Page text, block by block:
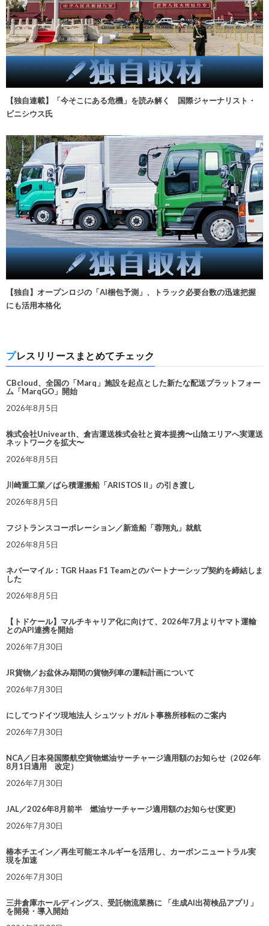
【独自連載】「今そこにある危機」を読み解く 国際ジャーナリスト・
ビニシウス氏
【独自】オープンロジの「AI梱包予測」、トラック必要台数の迅速把握
にも活用本格化
プレスリリースまとめてチェック
CBcloud、全国の「Marq」施設を起点とした新たな配送プラットフォー
ム「MarqGO」開始
2026年8月5日
株式会社Univearth、倉吉運送株式会社と資本提携〜山陰エリアへ実運送
ネットワークを拡大〜
2026年8月5日
川崎重工業／ばら積運搬船「ARISTOS II」の引き渡し
2026年8月5日
フジトランスコーポレーション／新造船「蓉翔丸」就航
2026年8月5日
ネバーマイル：TGR Haas F1 Teamとのパートナーシップ契約を締結しま
した
2026年8月5日
【トドケール】マルチキャリア化に向けて、2026年7月よりヤマト運輸
とのAPI連携を開始
2026年7月30日
JR貨物／お盆休み期間の貨物列車の運転計画について
2026年7月30日
にしてつドイツ現地法人 シュツットガルト事務所移転のご案内
2026年7月30日
NCA／日本発国際航空貨物燃油サーチャージ適用額のお知らせ（2026年
8月1日適用 改定）
2026年7月30日
JAL／2026年8月前半 燃油サーチャージ適用額のお知らせ(変更)
2026年7月30日
椿本チエイン／再生可能エネルギーを活用し、カーボンニュートラル実
現を加速
2026年7月30日
三井倉庫ホールディングス、受託物流業務に 「生成AI出荷検品アプリ」
を開発・導入開始